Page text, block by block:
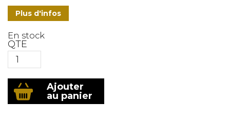
Plus d'infos
En stock
QTE
quantité
de
Torche
Ajouter
au panier